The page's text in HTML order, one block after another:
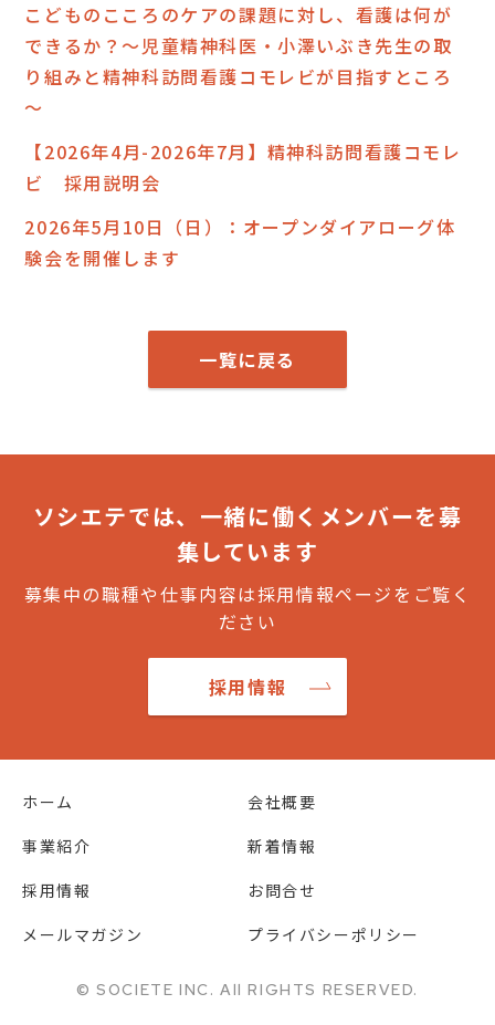
こどものこころのケアの課題に対し、看護は何が
できるか？～児童精神科医・小澤いぶき先生の取
り組みと精神科訪問看護コモレビが目指すところ
～
【2026年4月-2026年7月】精神科訪問看護コモレ
ビ 採用説明会
2026年5月10日（日）：オープンダイアローグ体
験会を開催します
一覧に戻る
ソシエテでは、一緒に働くメンバーを募
集しています
募集中の職種や仕事内容は採用情報ページをご覧く
ださい
採用情報
ホーム
会社概要
事業紹介
新着情報
採用情報
お問合せ
メールマガジン
プライバシーポリシー
© SOCIETE INC. All RIGHTS RESERVED.